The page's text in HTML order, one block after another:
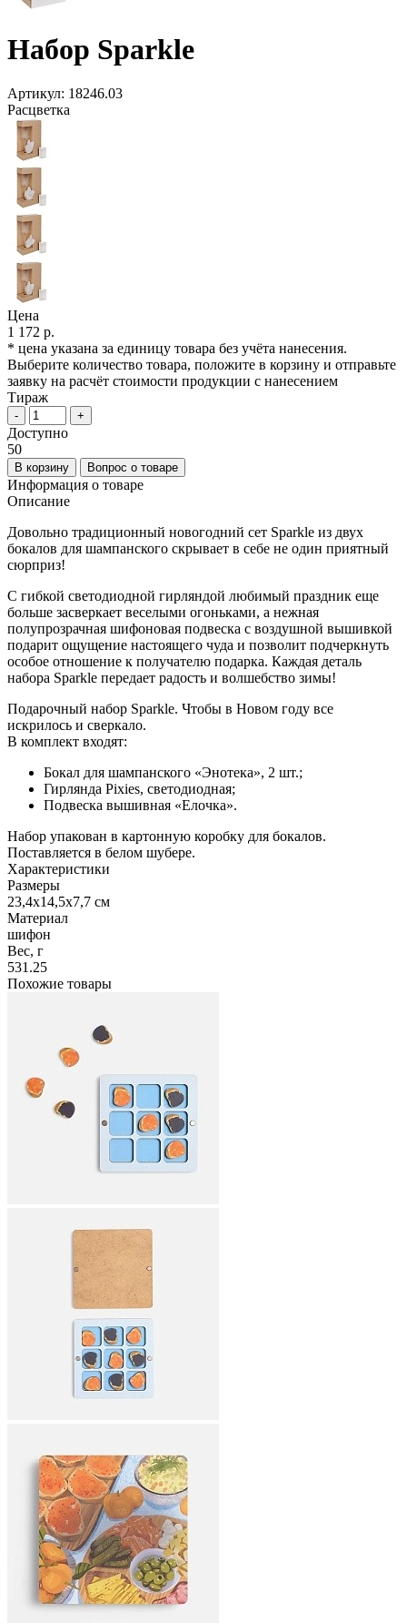
Набор Sparkle
Артикул: 18246.03
Расцветка
Цена
1 172 р.
* цена указана за единицу товара без учёта нанесения.
Выберите количество товара, положите в корзину и отправьте
заявку на расчёт стоимости продукции с нанесением
Тираж
- +
Доступно
50
В корзину Вопрос о товаре
Информация о товаре
Описание
Довольно традиционный новогодний сет Sparkle из двух
бокалов для шампанского скрывает в себе не один приятный
сюрприз!
С гибкой светодиодной гирляндой любимый праздник еще
больше засверкает веселыми огоньками, а нежная
полупрозрачная шифоновая подвеска с воздушной вышивкой
подарит ощущение настоящего чуда и позволит подчеркнуть
особое отношение к получателю подарка. Каждая деталь
набора Sparkle передает радость и волшебство зимы!
Подарочный набор Sparkle. Чтобы в Новом году все
искрилось и сверкало.
В комплект входят:
Бокал для шампанского «Энотека», 2 шт.;
Гирлянда Pixies, светодиодная;
Подвеска вышивная «Елочка».
Набор упакован в картонную коробку для бокалов.
Поставляется в белом шубере.
Характеристики
Размеры
23,4х14,5х7,7 см
Материал
шифон
Вес, г
531.25
Похожие товары